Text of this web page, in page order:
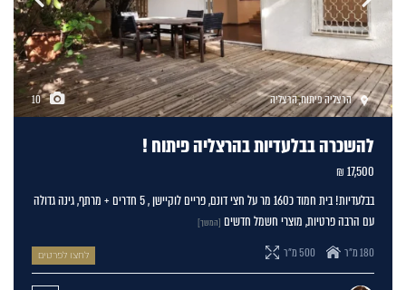
10 הרצליה פיתוח,הרצליה
להשכרה בבלעדיות בהרצליה פיתוח !
17,500 ₪
בבלעדיות! בית חמוד כ160 מר על חצי דונם, פריים לוקיישן , 5 חדרים + מרתף, גינה גדולה
עם הרבה פרטיות, מוצרי חשמל חדשים [המשך]
180 מ"ר 500 מ"ר לחצו לפרטים